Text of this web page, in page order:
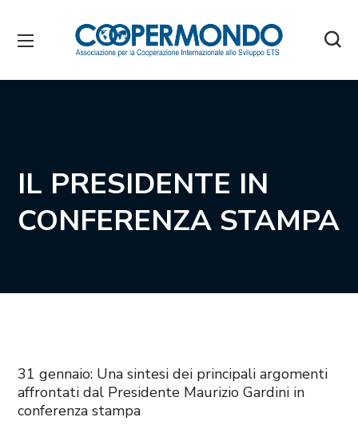
IL PRESIDENTE IN
CONFERENZA STAMPA
31 gennaio: Una sintesi dei principali argomenti
affrontati dal Presidente Maurizio Gardini in
conferenza stampa